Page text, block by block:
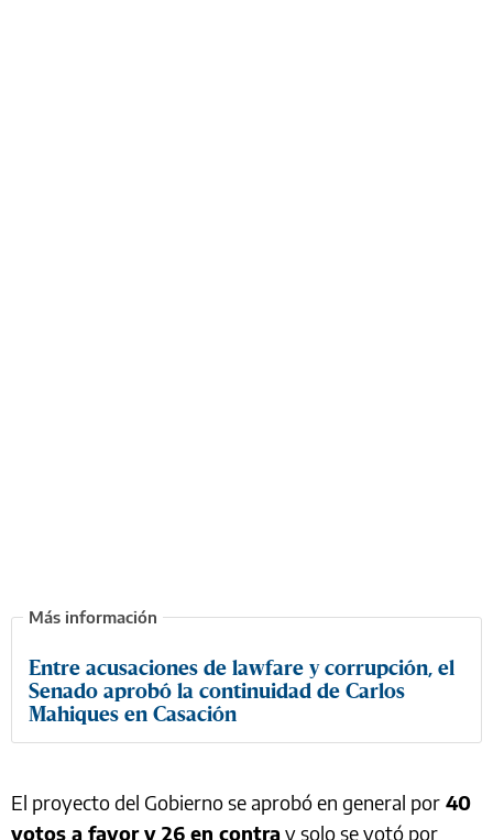
Entre acusaciones de lawfare y corrupción, el
Senado aprobó la continuidad de Carlos
Mahiques en Casación
El proyecto del Gobierno se aprobó en general por 40
votos a favor y 26 en contra y solo se votó por